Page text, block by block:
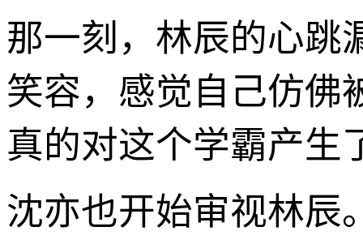
那一刻，林辰的心跳
笑容，感觉自己仿佛
真的对这个学霸产生
沈亦也开始审视林辰